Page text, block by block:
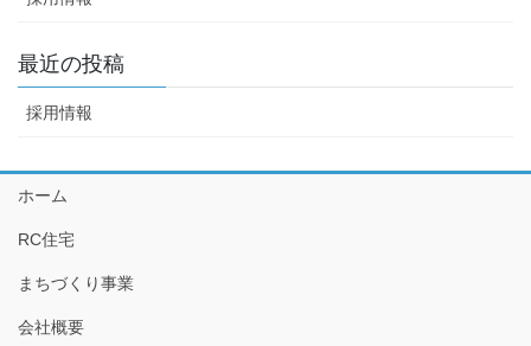
最近の投稿
採用情報
ホーム
RC住宅
まちづくり事業
会社概要